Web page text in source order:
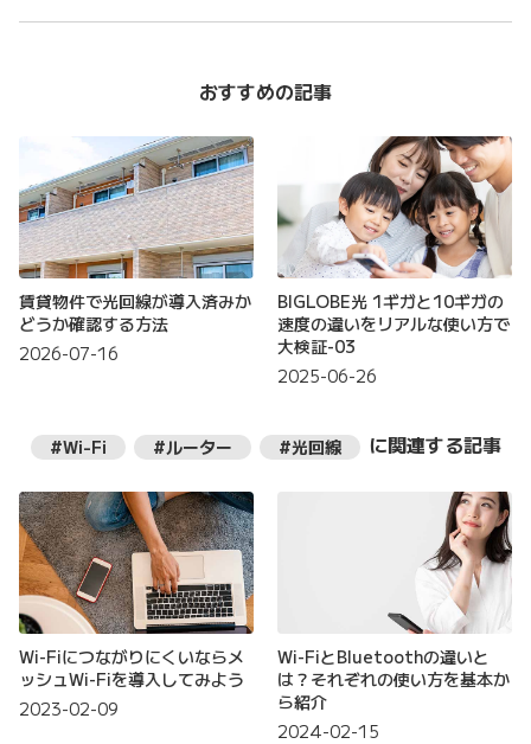
おすすめの記事
賃貸物件で光回線が導入済みか
どうか確認する方法
2026-07-16
BIGLOBE光 1ギガと10ギガの
速度の違いをリアルな使い方で
大検証-03
2025-06-26
#Wi-Fi #ルーター #光回線 に関連する記事
Wi-Fiにつながりにくいならメ
ッシュWi-Fiを導入してみよう
2023-02-09
Wi-FiとBluetoothの違いと
は？それぞれの使い方を基本か
ら紹介
2024-02-15